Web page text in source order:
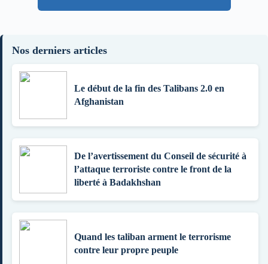
Nos derniers articles
Le début de la fin des Talibans 2.0 en
Afghanistan
De l’avertissement du Conseil de sécurité à
l’attaque terroriste contre le front de la
liberté à Badakhshan
Quand les taliban arment le terrorisme
contre leur propre peuple